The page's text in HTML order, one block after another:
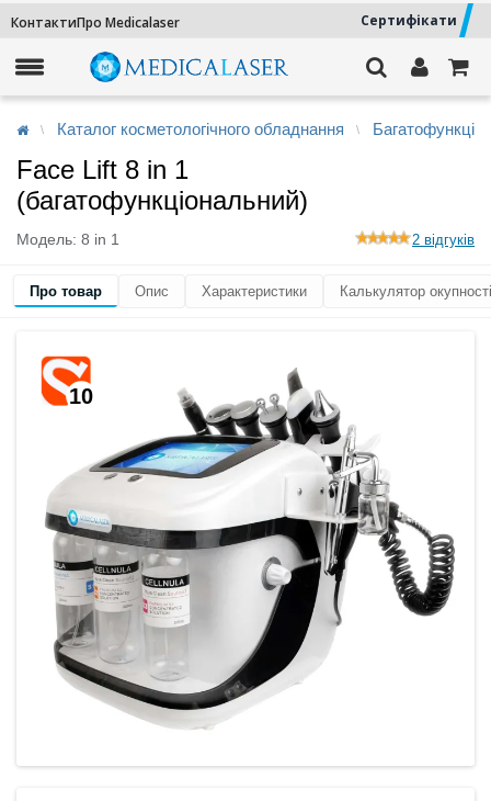
КонтактиПро Medicalaser Сертифікати
Каталог косметологічного обладнання
Face Lift 8 in 1
(багатофункціональний)
Модель: 8 in 1 2 відгуків
Про товар Опис Характеристики Калькулятор окупності
10